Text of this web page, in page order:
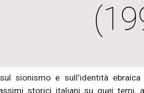
sionismo e sull'identità ebraica
storici italiani su quei temi,